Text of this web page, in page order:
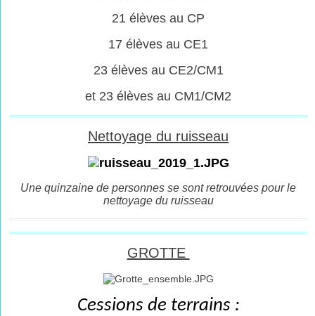
21 élèves au CP
17 élèves au CE1
23 élèves au CE2/CM1
et 23 élèves au CM1/CM2
Nettoyage du ruisseau
Une quinzaine de personnes se sont retrouvées pour le
nettoyage du ruisseau
GROTTE
Cessions de terrains :